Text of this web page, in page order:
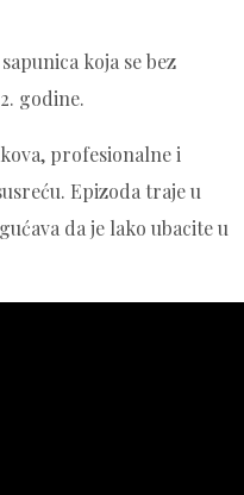
koja se bez
godine.
profesionalne i
Epizoda traje u
da je lako ubacite u